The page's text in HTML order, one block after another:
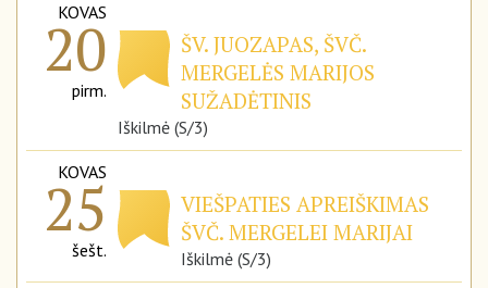
KOVAS
20
pirm.
ŠV. JUOZAPAS, ŠVČ.
MERGELĖS MARIJOS
SUŽADĖTINIS
Iškilmė (S/3)
KOVAS
25
šešt.
VIEŠPATIES APREIŠKIMAS
ŠVČ. MERGELEI MARIJAI
Iškilmė (S/3)